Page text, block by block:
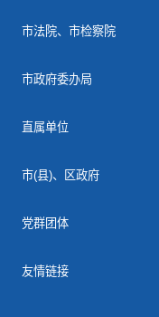
市法院、市检察院
市政府委办局
直属单位
市(县)、区政府
党群团体
友情链接